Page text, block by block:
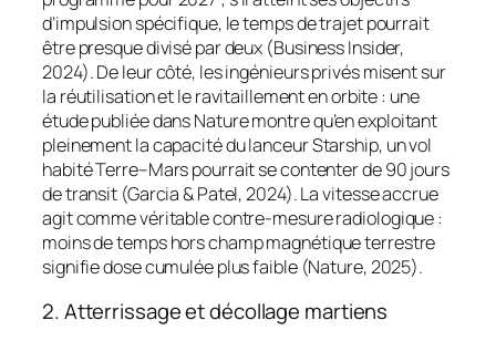
d’impulsion spécifique, le temps de trajet pourrait
être presque divisé par deux (Business Insider,
2024). De leur côté, les ingénieurs privés misent sur
la réutilisation et le ravitaillement en orbite : une
étude publiée dansNaturemontre qu’en exploitant
pleinement la capacité du lanceurStarship, un vol
habité Terre–Mars pourrait se contenter de 90 jours
de transit (Garcia & Patel, 2024). La vitesse accrue
agit comme véritable contre-mesure radiologique :
moins de temps hors champ magnétique terrestre
signifie dose cumulée plus faible (Nature, 2025).
2. Atterrissage et décollage martiens